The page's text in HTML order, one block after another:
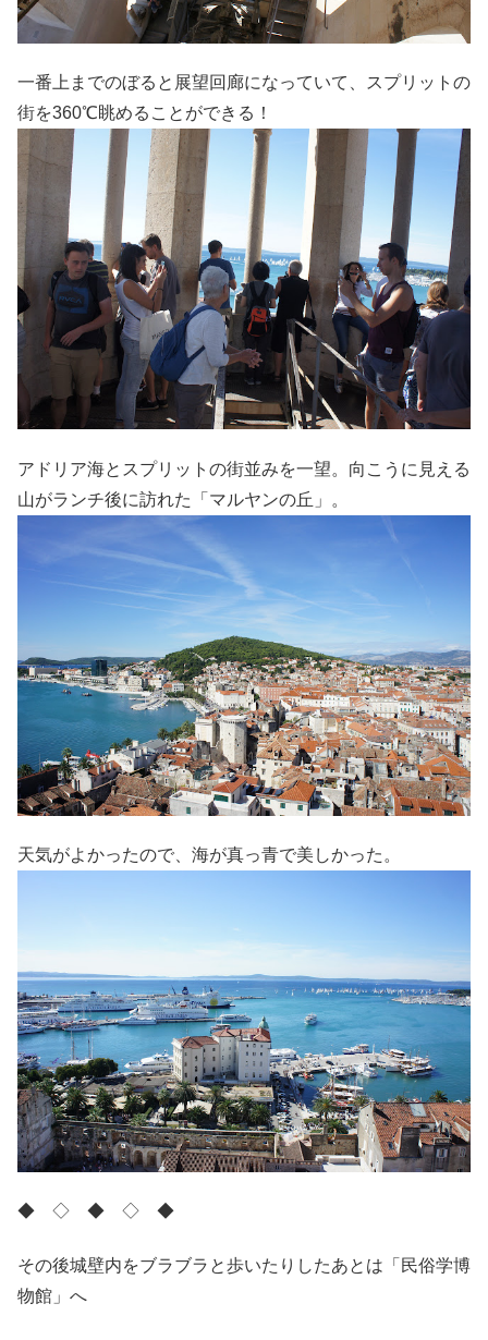
一番上までのぼると展望回廊になっていて、スプリットの
街を360℃眺めることができる！
アドリア海とスプリットの街並みを一望。向こうに見える
山がランチ後に訪れた「マルヤンの丘」。
天気がよかったので、海が真っ青で美しかった。
◆ ◇ ◆ ◇ ◆
その後城壁内をブラブラと歩いたりしたあとは「民俗学博
物館」へ